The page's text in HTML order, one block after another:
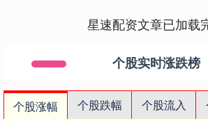
星速配资文章已加载
个股实时涨跌榜
个股涨幅 个股跌幅 个股流入